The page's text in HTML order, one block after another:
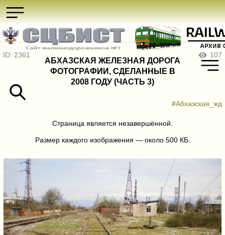
ID: 2361
АБХАЗСКАЯ ЖЕЛЕЗНАЯ ДОРОГА
ФОТОГРАФИИ, СДЕЛАННЫЕ В
2008 ГОДУ (ЧАСТЬ 3)
107
#Абхазская_жд
Страница является незавершённой.
Размер каждого изображения — около 500 КБ.